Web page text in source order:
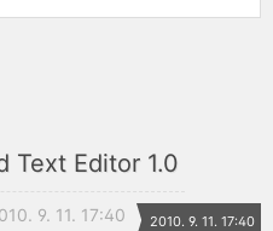
Text Editor 1.0
9. 11. 17:40 2010. 9. 11. 17:40